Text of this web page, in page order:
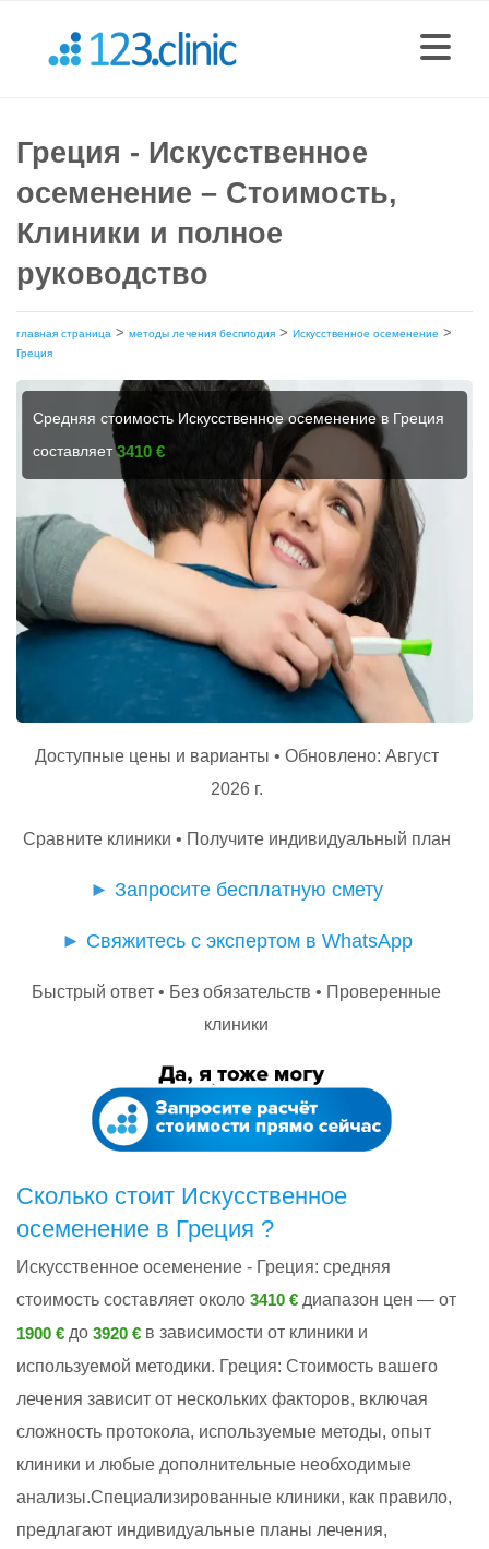
Греция - Искусственное
осеменение – Стоимость,
Клиники и полное
руководство
главная страница > методы лечения бесплодия > Искусственное осеменение >
Греция
Средняя стоимость Искусственное осеменение в Греция
составляет3410 €
Доступные цены и варианты • Обновлено: Август
2026 г.
Сравните клиники • Получите индивидуальный план
► Запросите бесплатную смету
► Свяжитесь с экспертом в WhatsApp
Быстрый ответ • Без обязательств • Проверенные
клиники
Сколько стоит Искусственное
осеменение в Греция ?
Искусственное осеменение - Греция: cредняя
стоимость составляет около 3410 € диапазон цен — от
1900 € до 3920 € в зависимости от клиники и
используемой методики. Греция: Стоимость вашего
лечения зависит от нескольких факторов, включая
сложность протокола, используемые методы, опыт
клиники и любые дополнительные необходимые
анализы.Специализированные клиники, как правило,
предлагают индивидуальные планы лечения,